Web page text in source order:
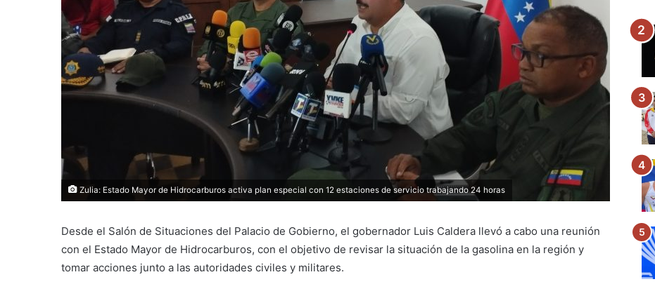
Zulia: Estado Mayor de Hidrocarburos activa plan especial con 12 estaciones de servicio trabajando 24 horas
Desde el Salón de Situaciones del Palacio de Gobierno, el gobernador Luis Caldera llevó a cabo una reunión
con el Estado Mayor de Hidrocarburos, con el objetivo de revisar la situación de la gasolina en la región y
tomar acciones junto a las autoridades civiles y militares.